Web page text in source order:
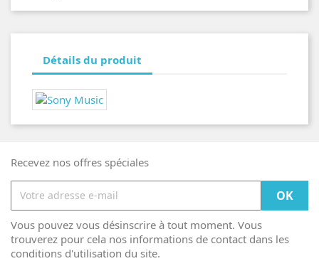
Détails du produit
Recevez nos offres spéciales
Vous pouvez vous désinscrire à tout moment. Vous
trouverez pour cela nos informations de contact dans les
conditions d'utilisation du site.